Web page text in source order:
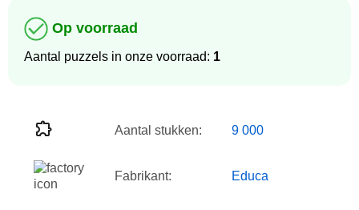
Op voorraad
Aantal puzzels in onze voorraad: 1
Aantal stukken: 9 000
Fabrikant: Educa